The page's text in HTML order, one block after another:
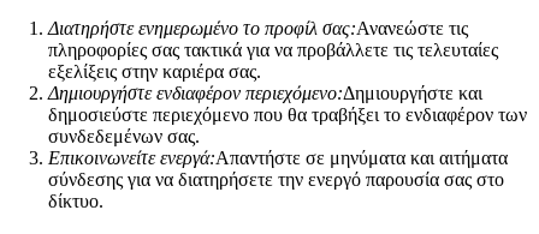
Διατηρήστε ενημερωμένο το προφίλ σας:Ανανεώστε τις
πληροφορίες σας τακτικά για να προβάλλετε τις τελευταίες
εξελίξεις στην καριέρα σας.
Δημιουργήστε ενδιαφέρον περιεχόμενο:Δημιουργήστε και
δημοσιεύστε περιεχόμενο που θα τραβήξει το ενδιαφέρον των
συνδεδεμένων σας.
Επικοινωνείτε ενεργά:Απαντήστε σε μηνύματα και αιτήματα
σύνδεσης για να διατηρήσετε την ενεργό παρουσία σας στο
δίκτυο.